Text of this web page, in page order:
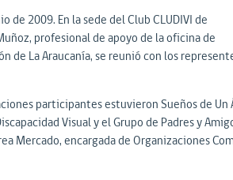
de 2009. En la sede del Club CLUDIVI de
profesional de apoyo de la oficina de
de La Araucanía, se reunió con los
participantes estuvieron Sueños de
Visual y el Grupo de Padres y
Mercado, encargada de Organizaciones